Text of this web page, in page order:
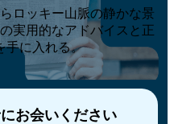
ロッキー山脈の静かな景
実用的なアドバイスと正
手に入れる。
お会いください